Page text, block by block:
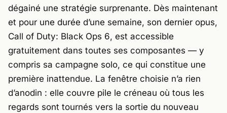
dégainé une stratégie surprenante. Dès maintenant
et pour une durée d’une semaine, son dernier opus,
Call of Duty: Black Ops 6, est accessible
gratuitement dans toutes ses composantes — y
compris sa campagne solo, ce qui constitue une
première inattendue. La fenêtre choisie n’a rien
d’anodin : elle couvre pile le créneau où tous les
regards sont tournés vers la sortie du nouveau